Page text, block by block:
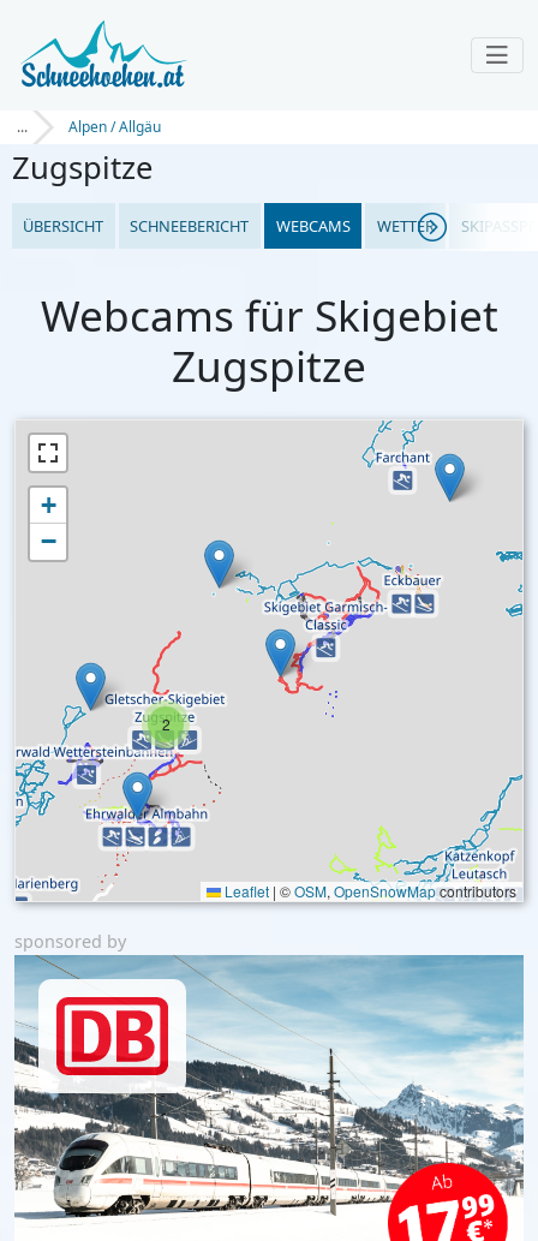
... Alpen / Allgäu
Zugspitze
ÜBERSICHT SCHNEEBERICHT WEBCAMS WETTER
Webcams für Skigebiet
Zugspitze
2
+
−
Leaflet | ©OSM, OpenSnowMapcontributors
sponsored by